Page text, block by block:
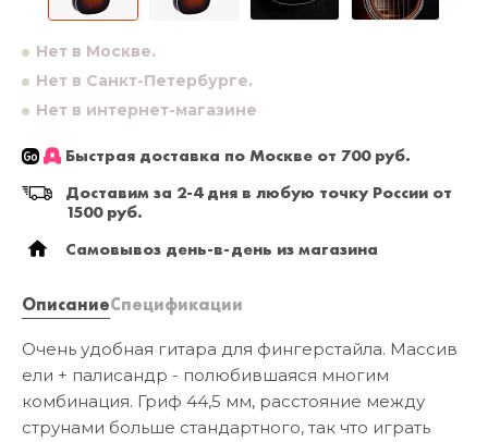
Нет в Москве.
Нет в Санкт-Петербурге.
Нет в интернет-магазине
Быстрая доставка по Москве от 700 руб.
Доставим за 2-4 дня в любую точку России от
1500 руб.
Самовывоз день-в-день из магазина
ОписаниеСпецификации
Очень удобная гитара для фингерстайла. Массив
ели + палисандр - полюбившаяся многим
комбинация. Гриф 44,5 мм, расстояние между
струнами больше стандартного, так что играть